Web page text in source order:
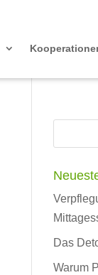
Das
Warum